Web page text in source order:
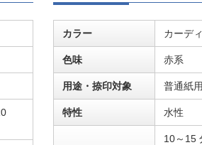
カラー カーデ
色味 赤系
用途・捺印対象 普通紙用
特性 水性
10～15